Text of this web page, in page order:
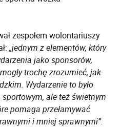
zespołem wolontariuszy
„jednym z elementów, który
jako sponsorów,
trochę zrozumieć, jak
Wydarzenie to było
ale też świetnym
pomaga przełamywać
i mniej sprawnymi”.